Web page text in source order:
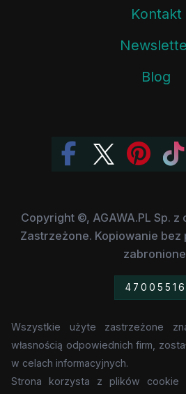
Kontakt
Blog
Copyright ©, AGAWA.PL Sp. z
Zastrzeżone. Kopiowanie
47005516
Wszystkie użyte zastrzeżone
własnością odpowiednich firm,
w celach informacyjnych.
Strona korzysta z plików cookie